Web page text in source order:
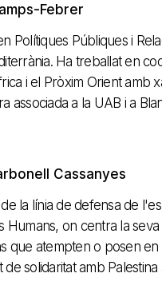
Febrer
Polítiques Públiques i
Ha treballat en
i el Pròxim Orient amb
associada a la UAB i a
Cassanyes
la línia de defensa de
Humans, on centra la
que atempten o posen en
de solidaritat amb